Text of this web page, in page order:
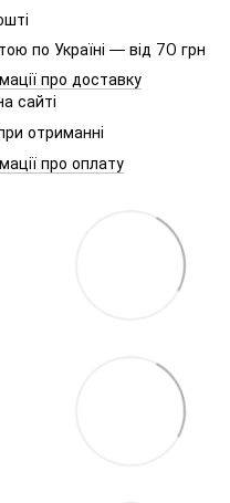
по Україні — від 70 грн
про доставку
сайті
отриманні
про оплату